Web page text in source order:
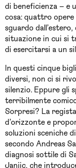
di beneficienza – e
cosa: quattro
sguardo
situazione in cui si
di esercitarsi a un
In questi cinque
diversi, non ci si
silenzio. Eppure gli
terribilmente
Sorpresi? La
d’orizzonte e
soluzioni sceniche
secondo Andreas
diagnosi sottile di
Janjic, che